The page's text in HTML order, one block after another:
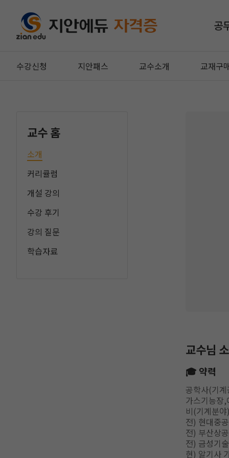
공
수강신청 지안패스 교수소개 교재구
교수 홈
소개
커리큘럼
개설 강의
수강 후기
강의 질문
학습자료
교수님
🎓 약력
공학사(기
가스기능장
비(기계분
전) 현대중
전) 부산상
전) 금성기
현) 알기사